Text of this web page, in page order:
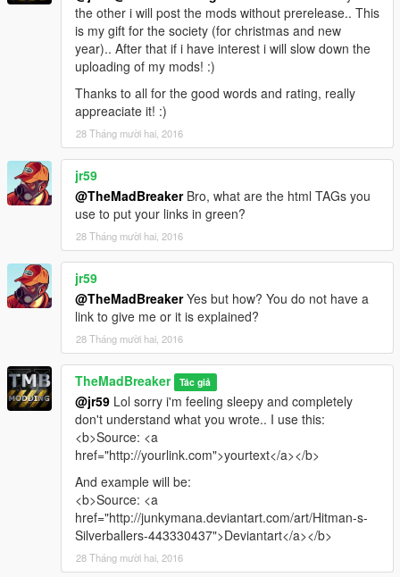
the other i will post the mods without prerelease.. This
is my gift for the society (for christmas and new
year).. After that if i have interest i will slow down the
uploading of my mods! :)
Thanks to all for the good words and rating, really
appreaciate it! :)
28 Tháng mười hai, 2016
jr59
@TheMadBreakerBro, what are the html TAGs you
use to put your links in green?
28 Tháng mười hai, 2016
jr59
@TheMadBreakerYes but how? You do not have a
link to give me or it is explained?
28 Tháng mười hai, 2016
TheMadBreaker Tác giả
@jr59 Lol sorry i'm feeling sleepy and completely
don't understand what you wrote.. I use this:
<b>Source: <a
href="http://yourlink.com">yourtext</a></b>
And example will be:
<b>Source: <a
href="http://junkymana.deviantart.com/art/Hitman-s-
Silverballers-443330437">Deviantart</a></b>
28 Tháng mười hai, 2016